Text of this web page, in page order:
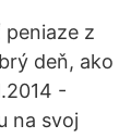
peniaze z
deň, ako
-
na svoj